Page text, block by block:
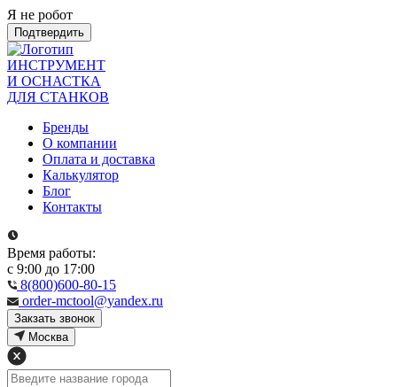
Я не робот
Подтвердить
ИНСТРУМЕНТ
И ОСНАСТКА
ДЛЯ СТАНКОВ
Бренды
О компании
Оплата и доставка
Калькулятор
Блог
Контакты
Время работы:
с 9:00 до 17:00
8(800)600-80-15
order-mctool@yandex.ru
Закзать звонок
Москва